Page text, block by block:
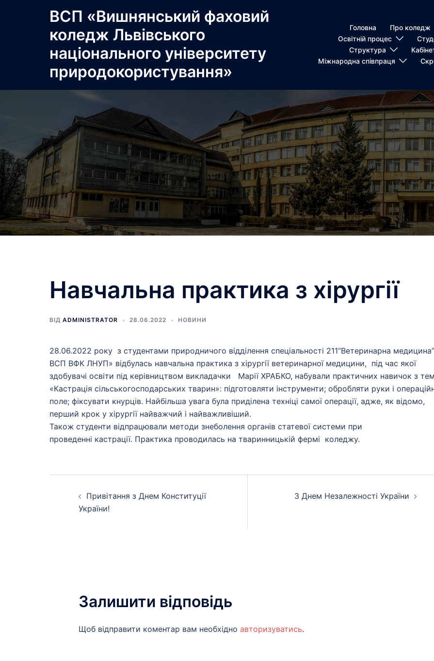
ВСП «Вишнянський фаховий
коледж Львівського
національного університету
природокористування»
Головна Про коледж
Освітній процес
Структура
Міжнародна співпраця
Навчальна практика з хірургії
ВІД ADMINISTRATOR 28.06.2022 НОВИНИ
28.06.2022 року з студентами природничого відділення спеціальності 211“Ветеринарна медицина”
ВСП ВФК ЛНУП» відбулась навчальна практика з хірургії ветеринарної медицини, під час якої
здобувачі освіти під керівництвом викладачки Марії ХРАБКО, набували практичних навичок з
«Кастрація сільськогосподарських тварин»: підготовляти інструменти; обробляти руки і
поле; фіксувати кнурців. Найбільша увага була приділена техніці самої операції, адже, як відомо,
перший крок у хірургії найважчий і найважливіший.
Також студенти відпрацювали методи знеболення органів статевої системи при
проведенні кастрації. Практика проводилась на тваринницькій фермі коледжу.
Привітання з Днем Конституції
України!
З Днем Незалежності України
Залишити відповідь
Щоб відправити коментар вам необхідно авторизуватись.